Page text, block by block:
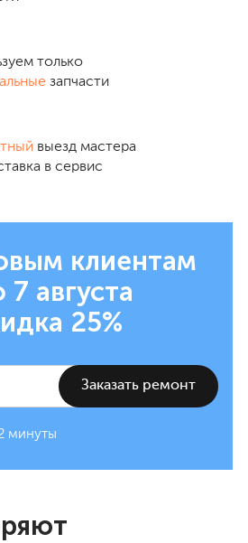
только
запчасти
выезд мастера
в сервис
клиентам
7 августа
25%
минуты